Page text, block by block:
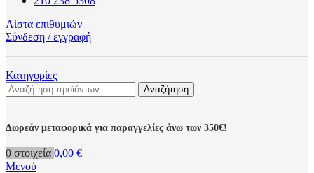
Λίστα επιθυμιών
Σύνδεση / εγγραφή
Κατηγορίες
Αναζήτηση
Δωρεάν μεταφορικά για παραγγελίες άνω των 350€!
0 στοιχεία 0,00 €
Μενού